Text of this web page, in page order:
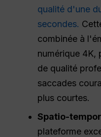
qualité d'une
secondes.
combinée à
numérique 4K,
de qualité
saccades
plus courtes.
Spatio-
plateforme